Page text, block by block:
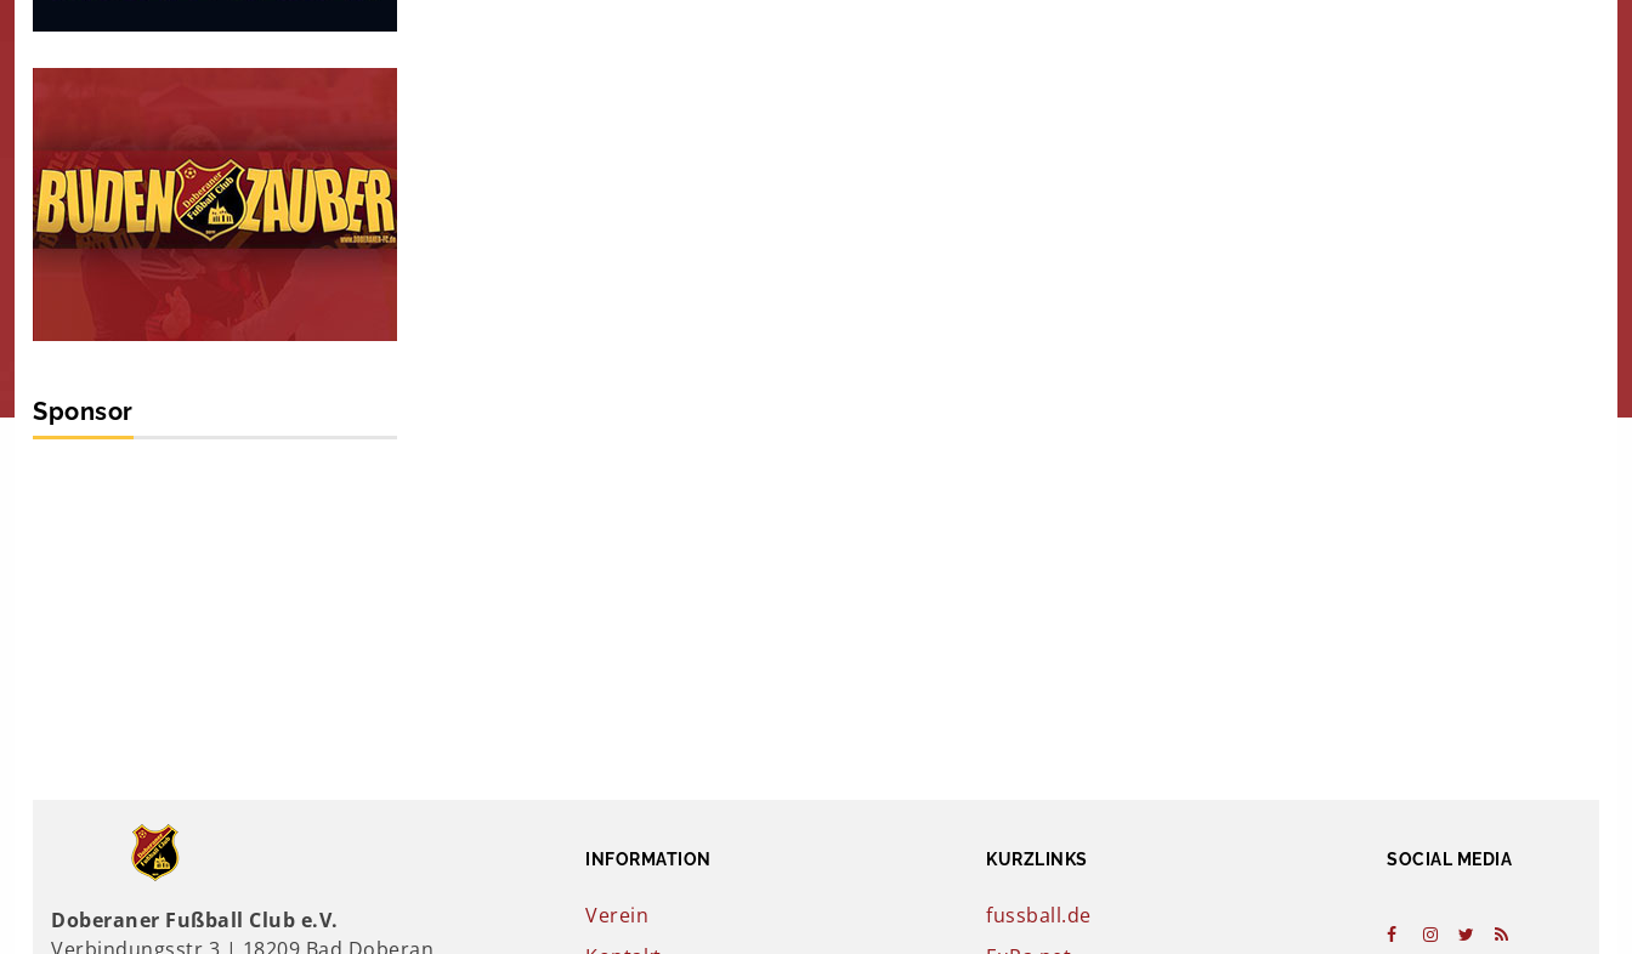
Sponsor
Doberaner Fußball Club e.V.
INFORMATION
Verein
KURZLINKS
fussball.de
SOCIAL MEDIA